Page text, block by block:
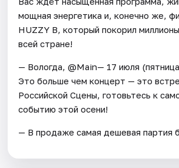
мощная энергетика и, конечно же,
HUZZY B, который покорил
всей стране!
— Вологда, @Main— 17 июля
Это больше чем концерт — это
Российской Сцены, готовьтесь к
событию этой осени!
— В продаже самая дешевая партия